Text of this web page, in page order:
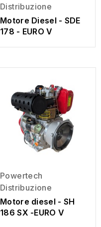
Distribuzione
Motore Diesel - SDE
178 - EURO V
Powertech
Distribuzione
Motore diesel - SH
186 SX -EURO V